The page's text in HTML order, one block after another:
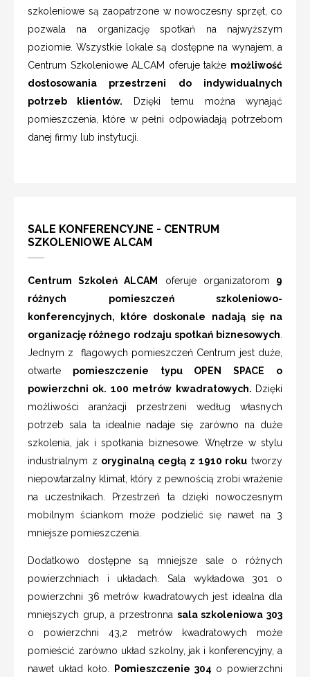
szkoleniowe są zaopatrzone w nowoczesny sprzęt, co
pozwala na organizację spotkań na najwyższym
poziomie. Wszystkie lokale są dostępne na wynajem, a
Centrum Szkoleniowe ALCAM oferuje także możliwość
dostosowania przestrzeni do indywidualnych
potrzeb klientów. Dzięki temu można wynająć
pomieszczenia, które w pełni odpowiadają potrzebom
danej firmy lub instytucji.
SALE KONFERENCYJNE - CENTRUM
SZKOLENIOWE ALCAM
Centrum Szkoleń ALCAM oferuje organizatorom 9
różnych pomieszczeń szkoleniowo-
konferencyjnych, które doskonale nadają się na
organizację różnego rodzaju spotkań biznesowych
Jednym z flagowych pomieszczeń Centrum jest duże,
otwarte pomieszczenie typu OPEN SPACE o
powierzchni ok. 100 metrów kwadratowych. Dzięki
możliwości aranżacji przestrzeni według własnych
potrzeb sala ta idealnie nadaje się zarówno na duże
szkolenia, jak i spotkania biznesowe. Wnętrze w stylu
industrialnym z oryginalną cegłą z 1910 roku tworzy
niepowtarzalny klimat, który z pewnością zrobi wrażenie
na uczestnikach. Przestrzeń ta dzięki nowoczesnym
mobilnym ściankom może podzielić się nawet na 3
mniejsze pomieszczenia.
Dodatkowo dostępne są mniejsze sale o różnych
powierzchniach i układach. Sala wykładowa 301 o
powierzchni 36 metrów kwadratowych jest idealna dla
mniejszych grup, a przestronna sala szkoleniowa 303
o powierzchni 43,2 metrów kwadratowych może
pomieścić zarówno układ szkolny, jak i konferencyjny, a
nawet układ koło.
Pomieszczenie 304 o powierzchni